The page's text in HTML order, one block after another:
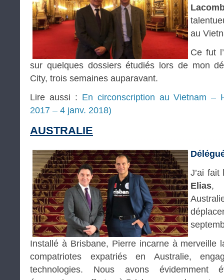
au
Ce fut
sur quelques dossiers étudiés lors de mon
City, trois semaines auparavant.
Lire aussi : En circonscription au Vietnam –
2017 – 4 janv. 2018)
AUSTRALIE
J’ai
Elias,
Installé à Brisbane, Pierre incarne à merveille
compatriotes expatriés en Australie,
technologies. Nous avons évidemment